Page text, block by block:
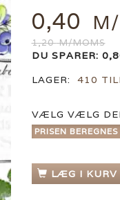
0,40
1,20M/MOMS
DU SPARER:
LAGER:
410
VÆLG VÆLG
PRISEN
LÆG I KURV